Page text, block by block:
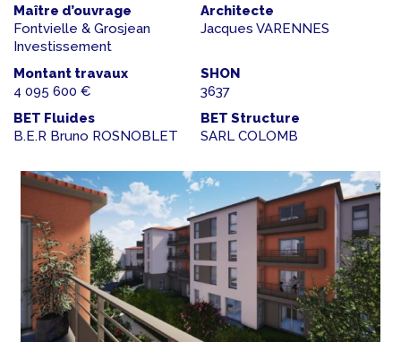
Maître d’ouvrage
Fontvielle & Grosjean
Investissement
Architecte
Jacques VARENNES
Montant travaux
4 095 600 €
SHON
3637
BET Fluides
B.E.R Bruno ROSNOBLET
BET Structure
SARL COLOMB